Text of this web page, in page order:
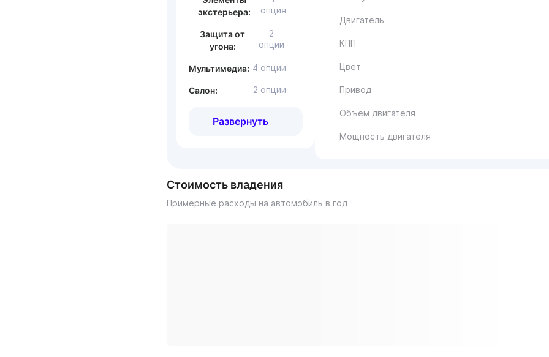
экстерьера:
опция
Защита от
угона:
2
опции
Мультимедиа: 4 опции
Салон: 2 опции
Развернуть
Двигатель
КПП
Цвет
Привод
Объем двигателя
Мощность двигателя
Стоимость владения
Примерные расходы на автомобиль в год